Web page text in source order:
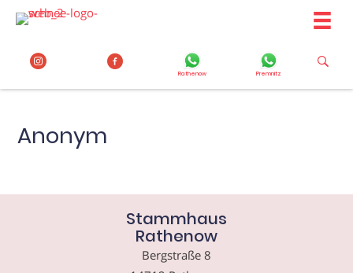
Zum
Inhalt
springen
Rathenow Premnitz
Anonym
Stammhaus
Rathenow
Bergstraße 8